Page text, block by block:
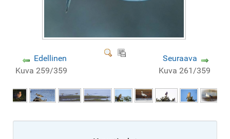
Edellinen
Kuva 259/359
Seuraava
Kuva 261/359